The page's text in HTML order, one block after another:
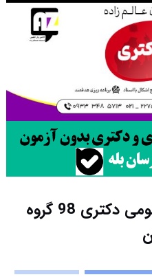
دانلود سؤالات زبان عمومی دکتری 98 گروه